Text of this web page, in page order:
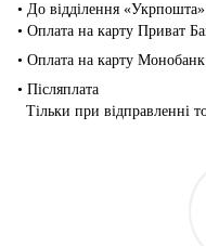
• До відділення «Укрпошта»
• Оплата на карту Приват
• Оплата на карту Монобанк
• Післяплата
Тільки при